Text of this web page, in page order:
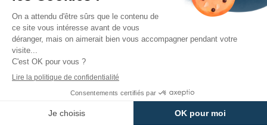
confidentialité des données clients